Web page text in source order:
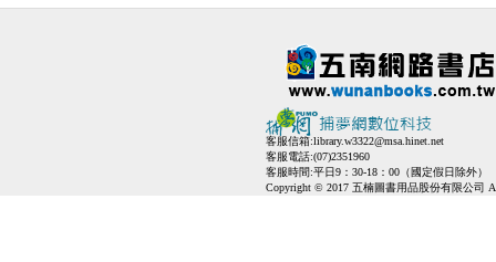
客服信箱:library.w3322@msa.hinet.net
客服電話:(07)2351960
客服時間:平日9：30-18：00（國定假日除外）
Copyright © 2017 五楠圖書用品股份有限公司